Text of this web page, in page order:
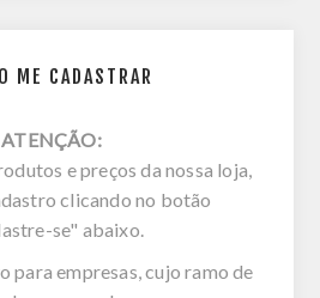
ME CADASTRAR
ATENÇÃO:
e preços da nossa loja,
clicando no botão
se" abaixo.
para empresas, cujo ramo de